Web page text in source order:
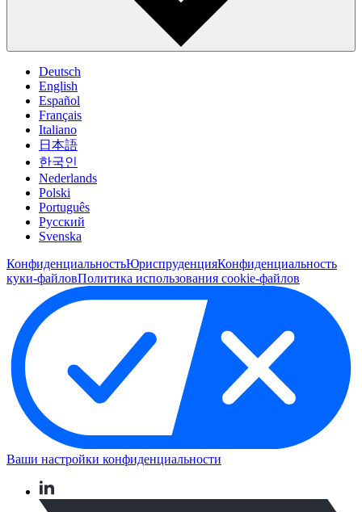
Deutsch
English
Español
Français
Italiano
日本語
한국인
Nederlands
Polski
Português
Pусский
Svenska
КонфиденциальностьЮриспруденцияКонфиденциальность
куки-файловПолитика использования cookie-файлов
Ваши настройки конфиденциальности